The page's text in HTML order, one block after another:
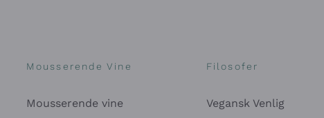
Mousserende Vine
Mousserende vine
Filosofer
Vegansk Venlig